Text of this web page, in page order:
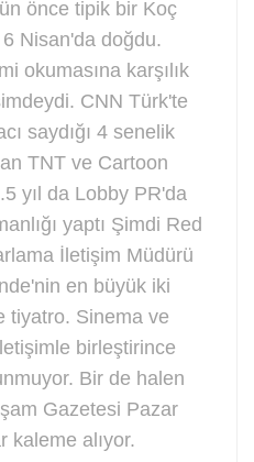
önce tipik bir Koç
Nisan'da doğdu.
okumasına karşılık
CNN Türk'te
saydığı 4 senelik
TNT ve Cartoon
yıl da Lobby PR'da
yaptı Şimdi Red
İletişim Müdürü
en büyük iki
tiyatro. Sinema ve
birleştirince
Bir de halen
Gazetesi Pazar
kaleme alıyor.